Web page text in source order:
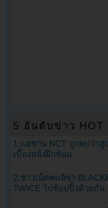
5 อันดับข่าว HOT
1.แฮชาน NCT ถูกพบว่า
เบื้องหลังฝึกซ้อม
2.ชาวเน็ตพบลิซ่า
TWICE ไปช้อปปิ้งด้วยกัน